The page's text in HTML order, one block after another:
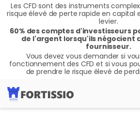
Les CFD sont des instruments
risque élevé de perte rapide en capital
levier.
60% des comptes d'investisseurs
de l'argent lorsqu'ils négocient
fournisseur.
Vous devez vous demander si
fonctionnement des CFD et si vous
de prendre le risque élevé de